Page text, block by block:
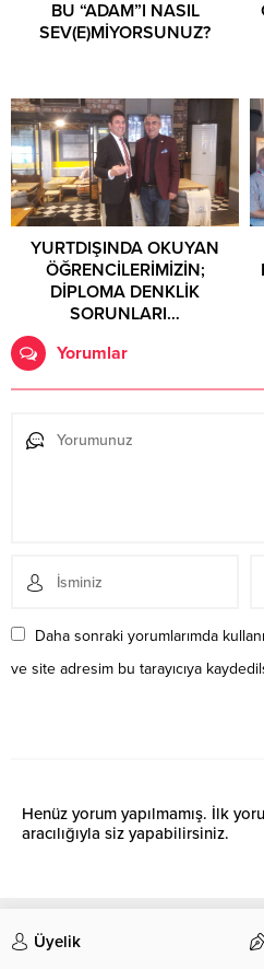
BU “ADAM”I NASIL
SEV(E)MİYORSUNUZ?
YURTDIŞINDA OKUYAN
ÖĞRENCİLERİMİZİN;
DİPLOMA DENKLİK
SORUNLARI…
Yorumlar
Daha sonraki yorumlarımda
ve site adresim bu tarayıcıya
Henüz yorum yapılmamış. İlk
aracılığıyla siz yapabilirsiniz.
Üyelik